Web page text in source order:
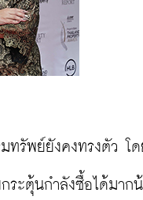
รัพย์ยังคงทรงตัว โ
ระตุ้นกำลังซื้อได้มา